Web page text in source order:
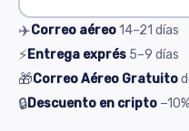
✈️Correo aéreo14–21 días
⚡Entrega exprés 5–9 días
🎁Correo Aéreo Gratuito
🔒Descuento en cripto −10%